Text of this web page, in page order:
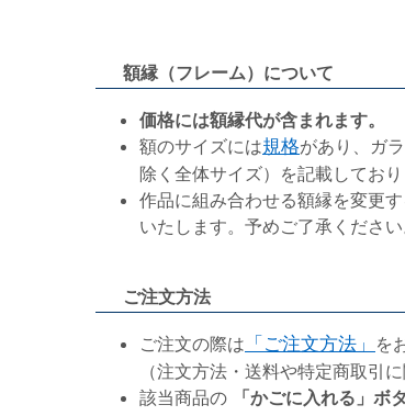
額縁（フレーム）について
価格には額縁代が含まれます。
額のサイズには規格があり、ガ
除く全体サイズ）を記載しており
作品に組み合わせる額縁を変更
いたします。予めご了承ください
ご注文方法
ご注文の際は 「ご注文方法」 を
（注文方法・送料や特定商取引
該当商品の
「かごに入れる」ボ